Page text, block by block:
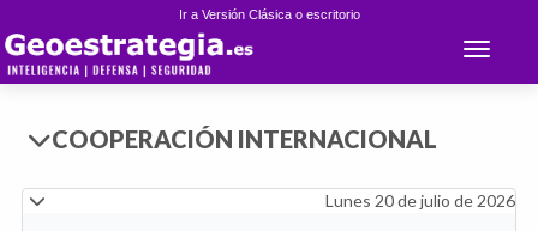
Ir a Versión Clásica o escritorio
Toggle
COOPERACIÓN INTERNACIONAL
Lunes 20 de julio de 2026